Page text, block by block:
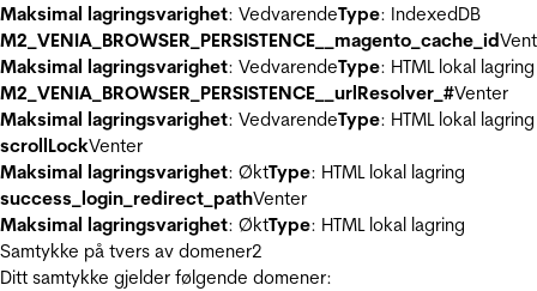
Maksimal lagringsvarighet: VedvarendeType: IndexedDB
M2_VENIA_BROWSER_PERSISTENCE__magento_cache_id
Maksimal lagringsvarighet: VedvarendeType: HTML lokal lagring
M2_VENIA_BROWSER_PERSISTENCE__urlResolver_#Venter
Maksimal lagringsvarighet: VedvarendeType: HTML lokal lagring
scrollLockVenter
Maksimal lagringsvarighet: ØktType: HTML lokal lagring
success_login_redirect_pathVenter
Maksimal lagringsvarighet: ØktType: HTML lokal lagring
Samtykke på tvers av domener2
Ditt samtykke gjelder følgende domener: